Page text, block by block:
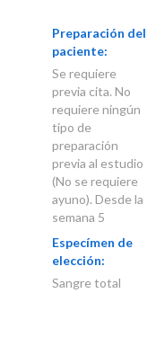
Preparación del
paciente:
Se requiere
previa cita. No
requiere ningún
tipo de
preparación
previa al estudio
(No se requiere
ayuno). Desde la
semana 5
Especímen de
elección:
Sangre total